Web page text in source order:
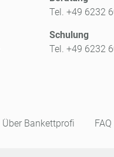
Tel. +49 6232
Schulung
Tel. +49 6232
Über Bankettprofi FAQ